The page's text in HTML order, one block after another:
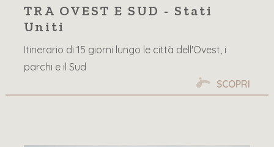
TRA OVEST E SUD - Stati
Uniti
Itinerario di 15 giorni lungo le città dell'Ovest, i
parchi e il Sud
SCOPRI